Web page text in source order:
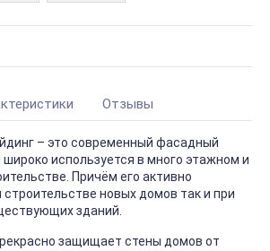
Отзывы
– это современный фасадный
используется в много этажном и
Причём его активно
новых домов так и при
зданий.
защищает стены домов от